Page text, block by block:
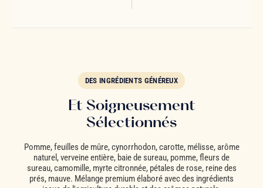
DES INGRÉDIENTS GÉNÉREUX
Et Soigneusement
Sélectionnés
Pomme, feuilles de mûre, cynorrhodon, carotte, mélisse, arôme
naturel, verveine entière, baie de sureau, pomme, fleurs de
sureau, camomille, myrte citronnée, pétales de rose, reine des
prés, mauve. Mélange premium élaboré avec des ingrédients